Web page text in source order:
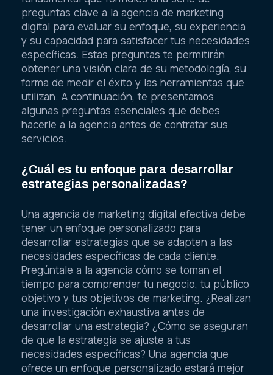
preguntas clave a la agencia de marketing
digital para evaluar su enfoque, su experiencia
y su capacidad para satisfacer tus necesidades
específicas. Estas preguntas te permitirán
obtener una visión clara de su metodología, su
forma de medir el éxito y las herramientas que
utilizan. A continuación, te presentamos
algunas preguntas esenciales que debes
hacerle a la agencia antes de contratar sus
servicios.
¿Cuál es tu enfoque para desarrollar
estrategias personalizadas?
Una agencia de marketing digital efectiva debe
tener un enfoque personalizado para
desarrollar estrategias que se adapten a las
necesidades específicas de cada cliente.
Pregúntale a la agencia cómo se toman el
tiempo para comprender tu negocio, tu público
objetivo y tus objetivos de marketing. ¿Realizan
una investigación exhaustiva antes de
desarrollar una estrategia? ¿Cómo se aseguran
de que la estrategia se ajuste a tus
necesidades específicas? Una agencia que
ofrece un enfoque personalizado estará mejor